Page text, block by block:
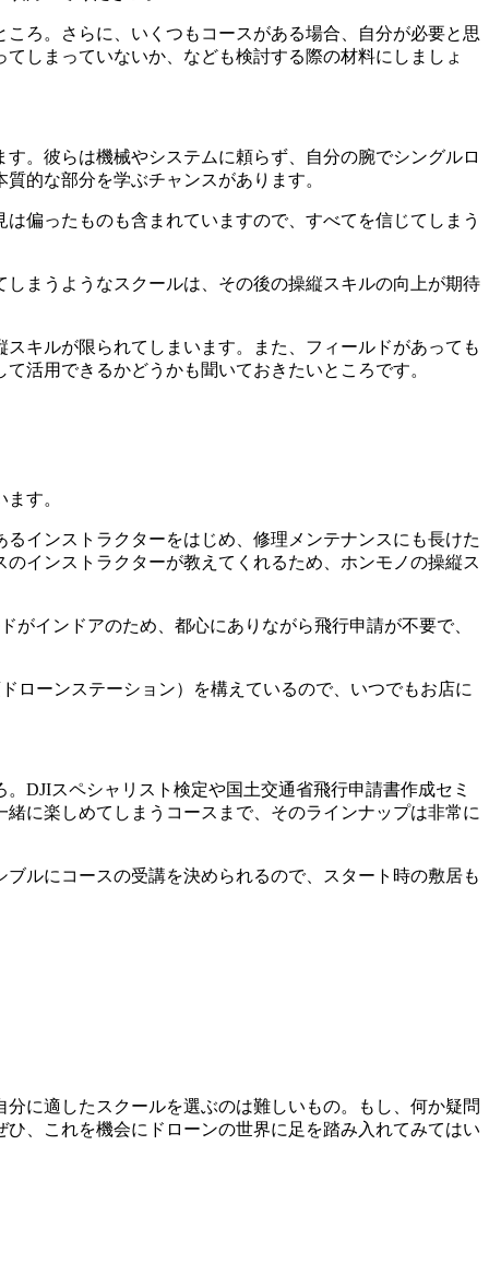
ろ。さらに、いくつもコースがある場合、自分が必要と思
しまっていないか、なども検討する際の材料にしましょ
。彼らは機械やシステムに頼らず、自分の腕でシングルロ
的な部分を学ぶチャンスがあります。
偏ったものも含まれていますので、すべてを信じてしまう
まうようなスクールは、その後の操縦スキルの向上が期待
キルが限られてしまいます。また、フィールドがあっても
活用できるかどうかも聞いておきたいところです。
す。
インストラクターをはじめ、修理メンテナンスにも長けた
インストラクターが教えてくれるため、ホンモノの操縦ス
インドアのため、都心にありながら飛行申請が不要で、
ローンステーション）を構えているので、いつでもお店に
DJIスペシャリスト検定や国土交通省飛行申請書作成セミ
に楽しめてしまうコースまで、そのラインナップは非常に
ルにコースの受講を決められるので、スタート時の敷居も
に適したスクールを選ぶのは難しいもの。もし、何か疑問
、これを機会にドローンの世界に足を踏み入れてみてはい